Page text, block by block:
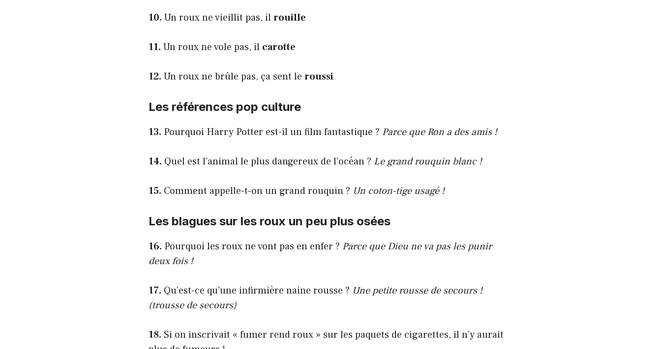
10. Un roux ne vieillit pas, ilrouille
11. Un roux ne vole pas, il carotte
12. Un roux ne brûle pas, ça sent le roussi
Les références pop culture
13. Pourquoi Harry Potter est-il un film fantastique ? Parce que Ron a des amis !
14. Quel est l’animal le plus dangereux de l’océan ? Le grand rouquin blanc !
15. Comment appelle-t-on un grand rouquin ? Un coton-tige usagé !
Les blagues sur les roux un peu plus osées
16. Pourquoi les roux ne vont pas en enfer ? Parce que Dieu ne va pas les punir
deux fois !
17. Qu’est-ce qu’une infirmière naine rousse ? Une petite rousse de secours !
(trousse de secours)
18. Si on inscrivait « fumer rend roux » sur les paquets de cigarettes, il n’y aurait